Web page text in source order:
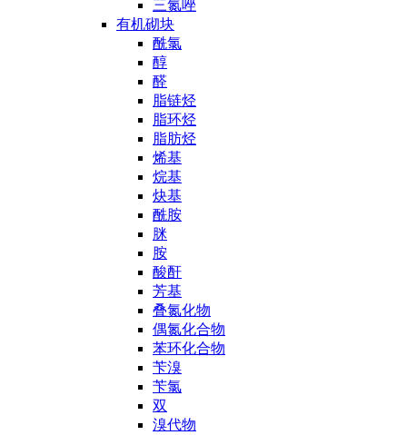
三氮唑
有机砌块
酰氯
醇
醛
脂链烃
脂环烃
脂肪烃
烯基
烷基
炔基
酰胺
脒
胺
酸酐
芳基
叠氮化物
偶氮化合物
苯环化合物
苄溴
苄氯
双
溴代物